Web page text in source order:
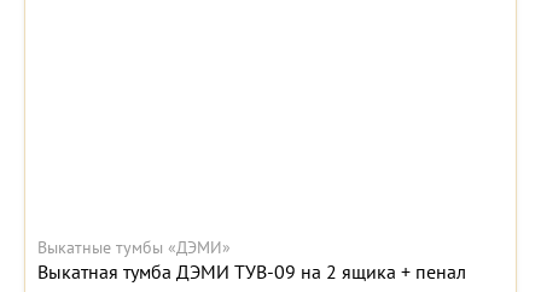
Выкатные тумбы «ДЭМИ»
Выкатная тумба ДЭМИ ТУВ-09 на 2 ящика + пенал